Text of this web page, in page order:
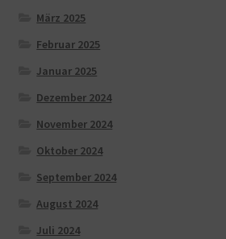
März 2025
Februar 2025
Januar 2025
Dezember 2024
November 2024
Oktober 2024
September 2024
August 2024
Juli 2024